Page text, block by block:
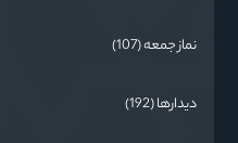
نماز جمعه (107)
دیدارها (192)